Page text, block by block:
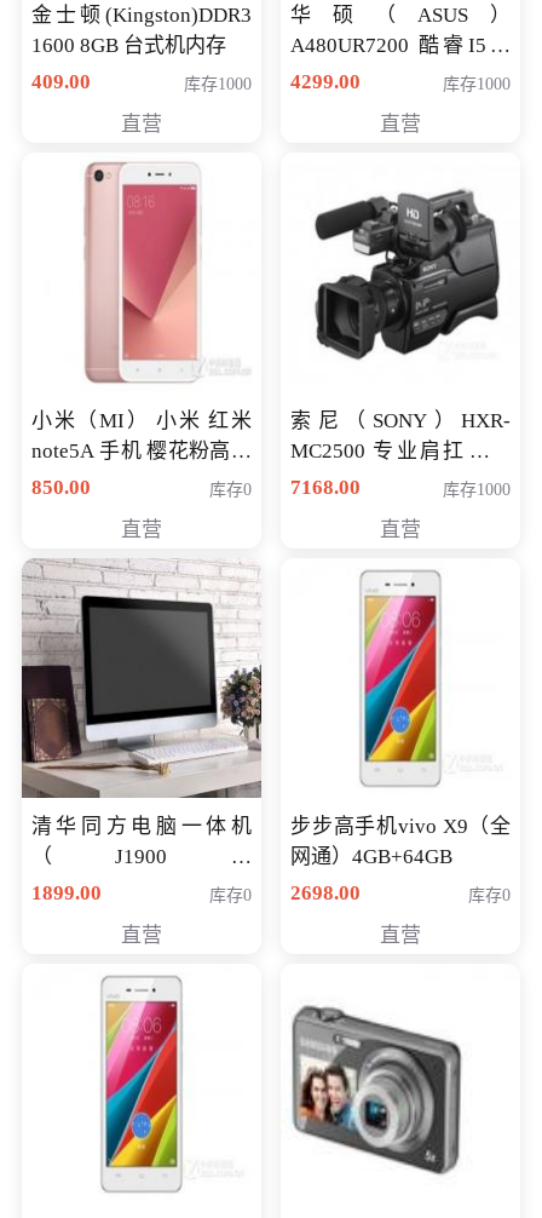
金士顿(Kingston)DDR3
1600 8GB 台式机内存
409.00
库存1000
直营
华硕（ASUS）
A480UR7200 酷睿I5超
薄学生办公游戏独显笔
NV930-2G独
4299.00 库存1000
直营
小米（MI） 小米 红米
note5A 手机 樱花粉高配
版 全网通(3G+32G)
850.00 库存0
直营
索尼（SONY）HXR-
MC2500 专业肩扛式存
储卡全高清摄录一体机
清入门级摄像机
7168.00 库存1000
直营
清华同方电脑一体机
（J1900四
核/4G/120G0.8CM厚度
1899.00 库存0
直营
步步高手机vivo X9（全
网通）4GB+64GB
2698.00
库存0
直营